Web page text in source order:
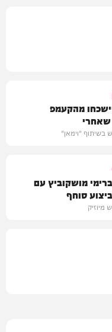
מהקעמפ
שאחרי
בשיתוף "וימאן"
מושקוביץ עם
סוחף
מיוזיק